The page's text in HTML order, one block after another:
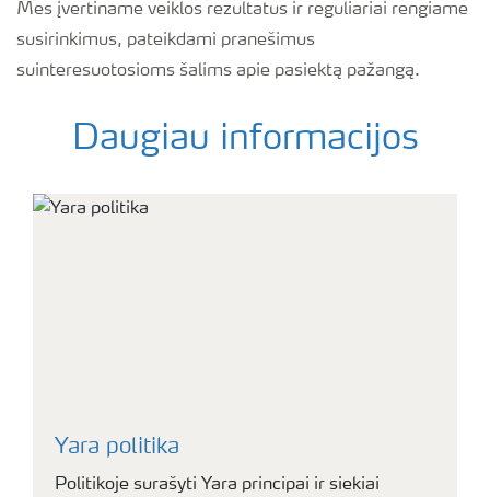
Mes įvertiname veiklos rezultatus ir reguliariai rengiame
susirinkimus, pateikdami pranešimus
suinteresuotosioms šalims apie pasiektą pažangą.
Daugiau informacijos
Yara politika
Politikoje surašyti Yara principai ir siekiai